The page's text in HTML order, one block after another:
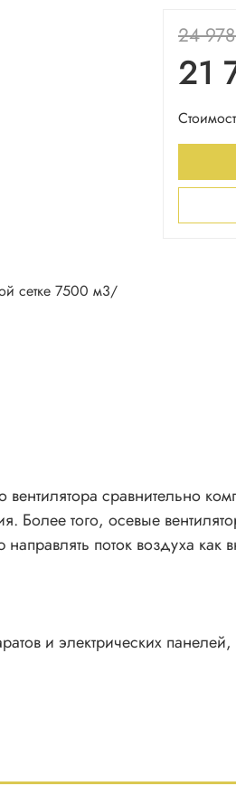
сетке 7500 м3/
24
21
вентилятора сравнительно
Более того, осевые
поток воздуха как
и электрических